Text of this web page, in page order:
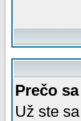
Prečo
Už ste